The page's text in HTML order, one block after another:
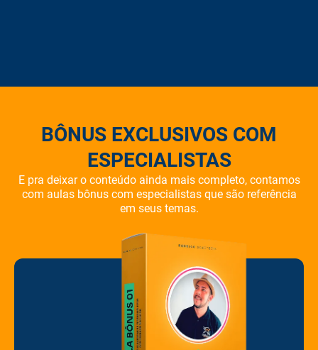
BÔNUS EXCLUSIVOS COM
ESPECIALISTAS
E pra deixar o conteúdo ainda mais completo, contamos
com aulas bônus com especialistas que são referência
em seus temas.